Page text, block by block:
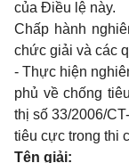
của Điều lệ này.
Chấp hành
chức giải và các
- Thực hiện
phủ về chống
thị số 33/2006/
tiêu cực trong thi
Tên giải: